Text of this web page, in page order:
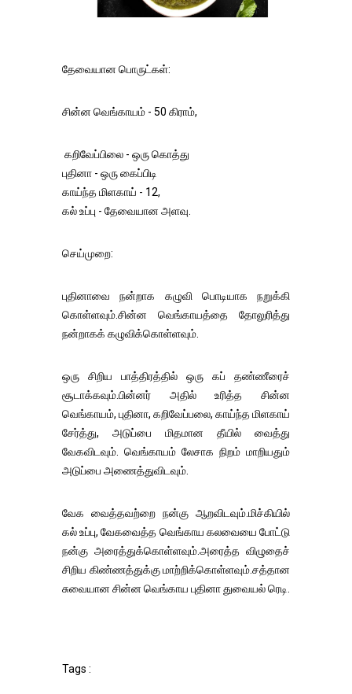
தேவையான பொருட்கள்:
சின்ன வெங்காயம் - 50 கிராம்,
கறிவேப்பிலை - ஒரு கொத்து
புதினா - ஒரு கைப்பிடி
காய்ந்த மிளகாய் - 12,
கல் உப்பு - தேவையான அளவு.
செய்முறை:
புதினாவை நன்றாக கழுவி பொடியாக நறுக்கி
கொள்ளவும்.சின்ன வெங்காயத்தை தோலுரித்து
நன்றாகக் கழுவிக்கொள்ளவும்.
ஒரு சிறிய பாத்திரத்தில் ஒரு கப் தண்ணீரைச்
சூடாக்கவும்.பின்னர் அதில் உரித்த சின்ன
வெங்காயம், புதினா, கறிவேப்பலை, காய்ந்த மிளகாய்
சேர்த்து, அடுப்பை மிதமான தீயில் வைத்து
வேகவிடவும். வெங்காயம் லேசாக நிறம் மாறியதும்
அடுப்பை அணைத்துவிடவும்.
வேக வைத்தவற்றை நன்கு ஆறவிடவும்.மிச்கியில்
கல் உப்பு, வேகவைத்த வெங்காய கலவையை போட்டு
நன்கு அரைத்துக்கொள்ளவும்.அரைத்த விழுதைச்
சிறிய கிண்ணத்துக்கு மாற்றிக்கொள்ளவும்.சத்தான
சுவையான சின்ன வெங்காய புதினா துவையல் ரெடி.
Tags :